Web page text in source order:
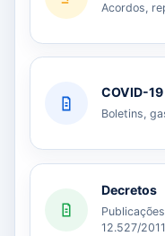
Acordos,
COVID-19
Boletins,
Decretos
12.527/